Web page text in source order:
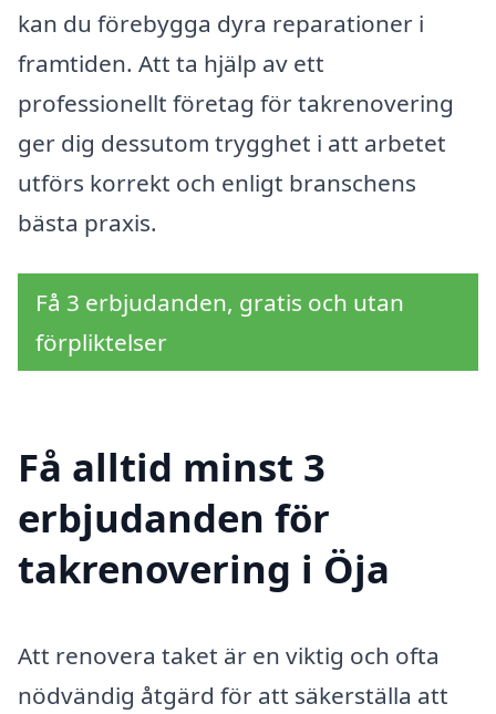
kan du förebygga dyra reparationer i
framtiden. Att ta hjälp av ett
professionellt företag för takrenovering
ger dig dessutom trygghet i att arbetet
utförs korrekt och enligt branschens
bästa praxis.
Få 3 erbjudanden, gratis och utan
förpliktelser
Få alltid minst 3
erbjudanden för
takrenovering i Öja
Att renovera taket är en viktig och ofta
nödvändig åtgärd för att säkerställa att